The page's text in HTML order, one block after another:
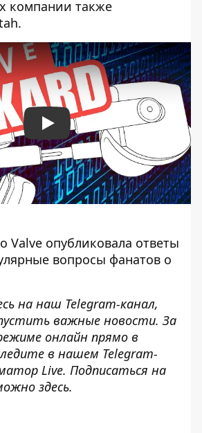
компании также
Play
Valve опубликовала ответы
вопросы фанатов о
на наш Telegram-канал,
важные новости. За
онлайн прямо в
в нашем Telegram-
Live. Подписаться на
здесь.